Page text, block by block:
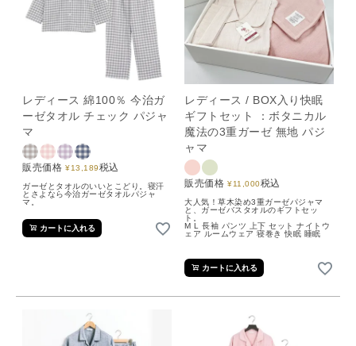
レディース 綿100％ 今治ガ
ーゼタオル チェック パジャ
マ
販売価格 ¥13,189税込
ガーゼとタオルのいいとこどり。寝汗
とさよなら今治ガーゼタオルパジャ
マ。
カートに入れる
レディース / BOX入り快眠
ギフトセット ：ボタニカル
魔法の3重ガーゼ 無地 パジ
ャマ
販売価格 ¥11,000税込
大人気！草木染め3重ガーゼパジャマ
と、ガーゼバスタオルのギフトセッ
ト。
M L 長袖 パンツ 上下 セット ナイトウ
ェア ルームウェア 寝巻き 快眠 睡眠
カートに入れる